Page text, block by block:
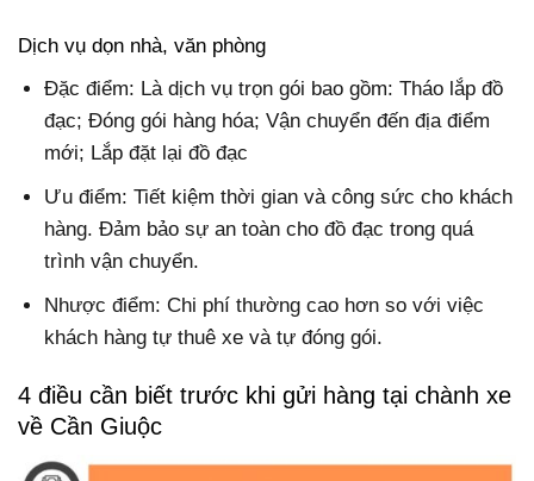
Dịch vụ dọn nhà, văn phòng
Đặc điểm: Là dịch vụ trọn gói bao gồm: Tháo lắp đồ
đạc; Đóng gói hàng hóa; Vận chuyển đến địa điểm
mới; Lắp đặt lại đồ đạc
Ưu điểm: Tiết kiệm thời gian và công sức cho khách
hàng. Đảm bảo sự an toàn cho đồ đạc trong quá
trình vận chuyển.
Nhược điểm: Chi phí thường cao hơn so với việc
khách hàng tự thuê xe và tự đóng gói.
4 điều cần biết trước khi gửi hàng tại chành xe
về Cần Giuộc